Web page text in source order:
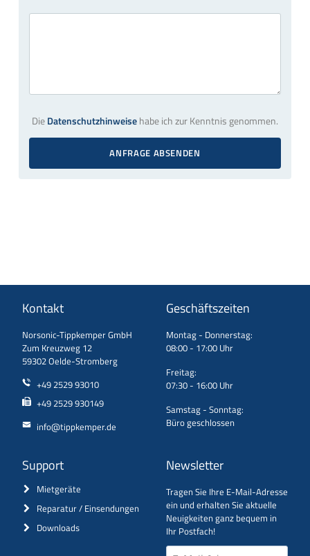
DieDatenschutzhinweisehabe ich zur Kenntnis genommen.
ANFRAGE ABSENDEN
Kontakt
Norsonic-Tippkemper GmbH
Zum Kreuzweg 12
59302 Oelde-Stromberg
+49 2529 93010
+49 2529 930149
info@tippkemper.de
Geschäftszeiten
Montag - Donnerstag:
08:00 - 17:00 Uhr
Freitag:
07:30 - 16:00 Uhr
Samstag - Sonntag:
Büro geschlossen
Support
Mietgeräte
Reparatur / Einsendungen
Downloads
Newsletter
Tragen Sie Ihre E-Mail-Adresse
ein und erhalten Sie aktuelle
Neuigkeiten ganz bequem in
Ihr Postfach!